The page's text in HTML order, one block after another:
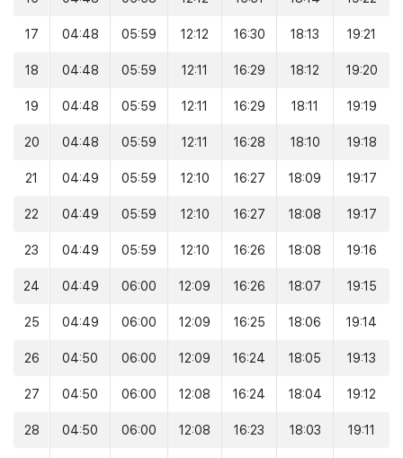
17 04:48 05:59 12:12 16:30 18:13 19:21
18 04:48 05:59 12:11 16:29 18:12 19:20
19 04:48 05:59 12:11 16:29 18:11 19:19
20 04:48 05:59 12:11 16:28 18:10 19:18
21 04:49 05:59 12:10 16:27 18:09 19:17
22 04:49 05:59 12:10 16:27 18:08 19:17
23 04:49 05:59 12:10 16:26 18:08 19:16
24 04:49 06:00 12:09 16:26 18:07 19:15
25 04:49 06:00 12:09 16:25 18:06 19:14
26 04:50 06:00 12:09 16:24 18:05 19:13
27 04:50 06:00 12:08 16:24 18:04 19:12
28 04:50 06:00 12:08 16:23 18:03 19:11